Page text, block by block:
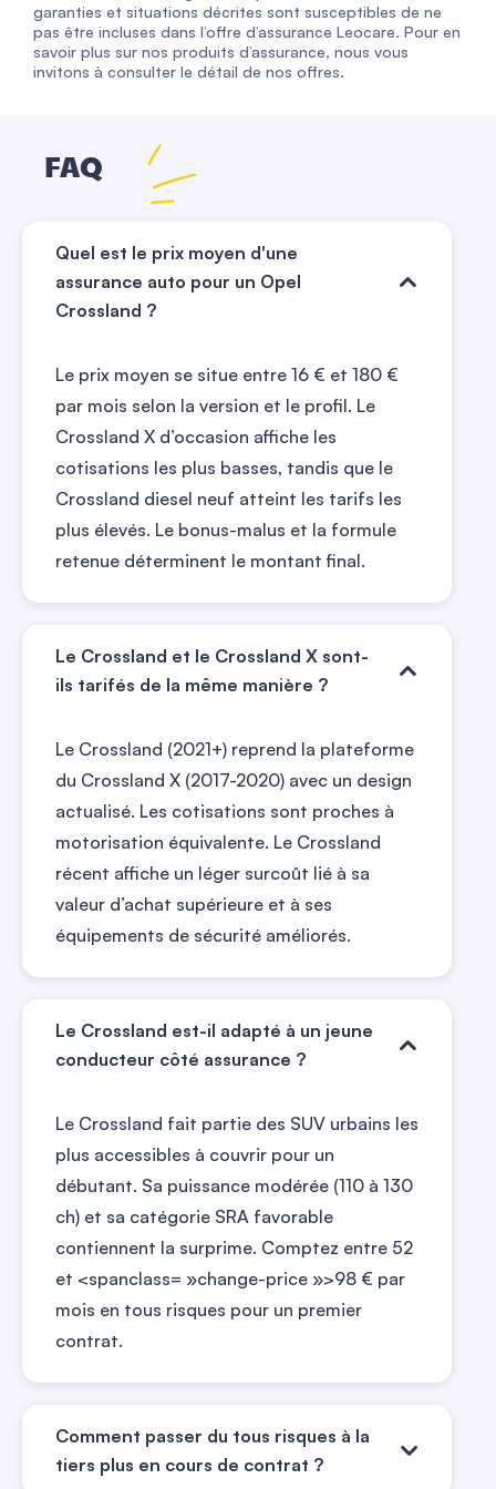
garanties et situations décrites sont susceptibles de ne
pas être incluses dans l’offre d’assurance Leocare. Pour en
savoir plus sur nos produits d’assurance, nous vous
invitons à consulter le détail de nos offres.
FAQ
Quel est le prix moyen d'une
assurance auto pour un Opel
Crossland ?
Le prix moyen se situe entre 16 € et 180 €
par mois selon la version et le profil. Le
Crossland X d’occasion affiche les
cotisations les plus basses, tandis que le
Crossland diesel neuf atteint les tarifs les
plus élevés. Le bonus-malus et la formule
retenue déterminent le montant final.
Le Crossland et le Crossland X sont-
ils tarifés de la même manière ?
Le Crossland (2021+) reprend la plateforme
du Crossland X (2017-2020) avec un design
actualisé. Les cotisations sont proches à
motorisation équivalente. Le Crossland
récent affiche un léger surcoût lié à sa
valeur d’achat supérieure et à ses
équipements de sécurité améliorés.
Le Crossland est-il adapté à un jeune
conducteur côté assurance ?
Le Crossland fait partie des SUV urbains les
plus accessibles à couvrir pour un
débutant. Sa puissance modérée (110 à 130
ch) et sa catégorie SRA favorable
contiennent la surprime. Comptez entre 52
et <spanclass= »change-price »>98 € par
mois en tous risques pour un premier
contrat.
Comment passer du tous risques à la
tiers plus en cours de contrat ?